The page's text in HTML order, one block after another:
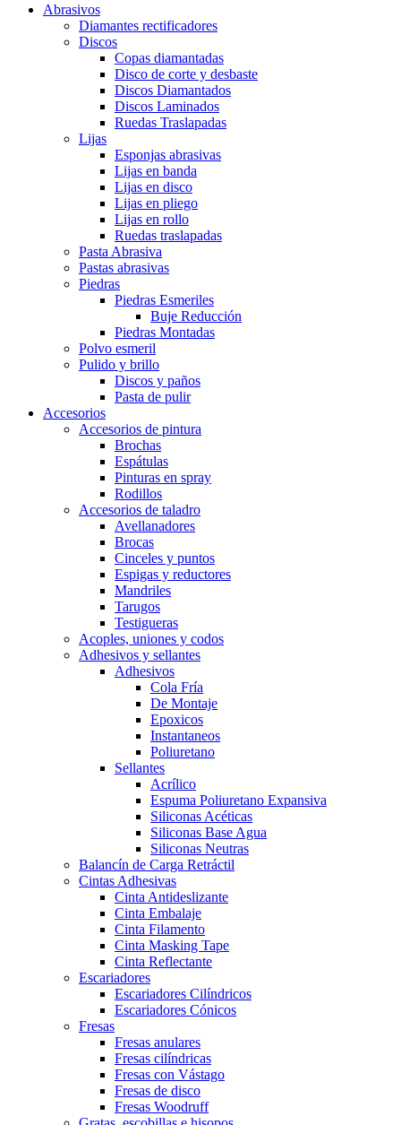
Abrasivos
Diamantes rectificadores
Discos
Copas diamantadas
Disco de corte y desbaste
Discos Diamantados
Discos Laminados
Ruedas Traslapadas
Lijas
Esponjas abrasivas
Lijas en banda
Lijas en disco
Lijas en pliego
Lijas en rollo
Ruedas traslapadas
Pasta Abrasiva
Pastas abrasivas
Piedras
Piedras Esmeriles
Buje Reducción
Piedras Montadas
Polvo esmeril
Pulido y brillo
Discos y paños
Pasta de pulir
Accesorios
Accesorios de pintura
Brochas
Espátulas
Pinturas en spray
Rodillos
Accesorios de taladro
Avellanadores
Brocas
Cinceles y puntos
Espigas y reductores
Mandriles
Tarugos
Testigueras
Acoples, uniones y codos
Adhesivos y sellantes
Adhesivos
Cola Fría
De Montaje
Epoxicos
Instantaneos
Poliuretano
Sellantes
Acrílico
Espuma Poliuretano Expansiva
Siliconas Acéticas
Siliconas Base Agua
Siliconas Neutras
Balancín de Carga Retráctil
Cintas Adhesivas
Cinta Antideslizante
Cinta Embalaje
Cinta Filamento
Cinta Masking Tape
Cinta Reflectante
Escariadores
Escariadores Cilíndricos
Escariadores Cónicos
Fresas
Fresas anulares
Fresas cilíndricas
Fresas con Vástago
Fresas de disco
Fresas Woodruff